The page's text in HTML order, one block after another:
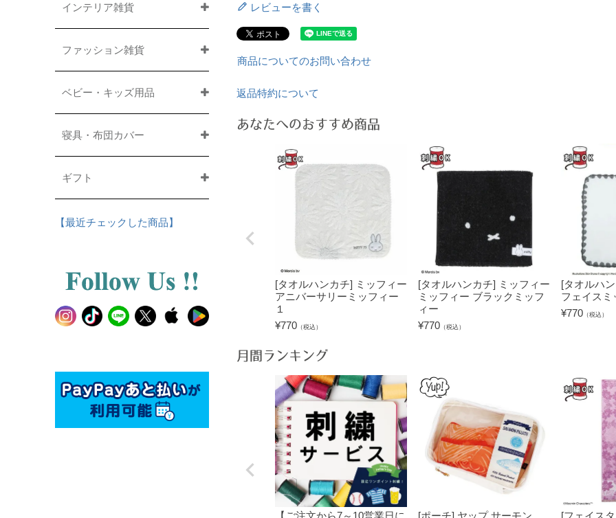
インテリア雑貨
ファッション雑貨
ベビー・キッズ用品
寝具・布団カバー
ギフト
【最近チェックした商品】
レビューを書く
商品についてのお問い合わせ
返品特約について
あなたへのおすすめ商品
[タオルハンカチ] ミッフィー
アニバーサリーミッフィー
１
¥770 （税込）
[タオルハンカチ] ミッフィー
ミッフィー ブラックミッフ
ィー
¥770 （税込）
[タオルハ
フェイスミ
¥770 （税込）
月間ランキング